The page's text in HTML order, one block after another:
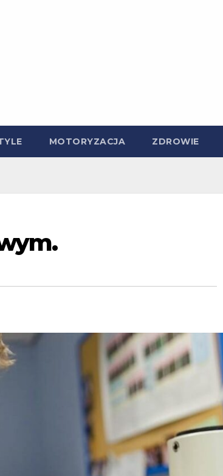
MOTORYZACJA ZDROWIE